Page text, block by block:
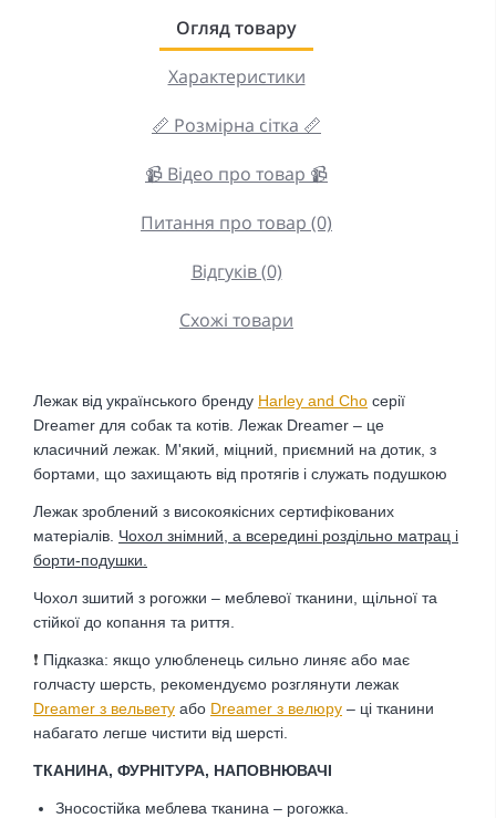
Огляд товару
Характеристики
📏 Розмірна сітка 📏
📹 Відео про товар 📹
Питання про товар (0)
Відгуків (0)
Схожі товари
Лежак від українського бренду Harley and Cho серії
Dreamer для собак та котів. Лежак Dreamer – це
класичний лежак. М'який, міцний, приємний на дотик, з
бортами, що захищають від протягів і служать подушкою
Лежак зроблений з високоякісних сертифікованих
матеріалів. Чохол знімний, а всередині роздільно матрац і
борти-подушки.
Чохол зшитий з рогожки – меблевої тканини, щільної та
стійкої до копання та риття.
❗ Підказка: якщо улюбленець сильно линяє або має
голчасту шерсть, рекомендуємо розглянути лежак
Dreamer з вельвету або Dreamer з велюру – ці тканини
набагато легше чистити від шерсті.
ТКАНИНА, ФУРНІТУРА, НАПОВНЮВАЧІ
Зносостійка меблева тканина – рогожка.